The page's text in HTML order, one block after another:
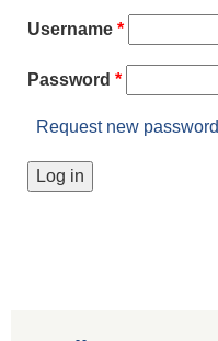
Username *
Password *
Request new password